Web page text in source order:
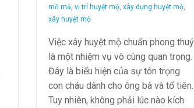
mồ mả, vị trí huyệt mộ, xây dựng huyệt mộ,
xây huyệt mộ
Việc xây huyệt mộ chuẩn phong thuỷ
là một nhiệm vụ vô cùng quan trọng.
Đây là biểu hiện của sự tôn trọng
con cháu dành cho ông bà và tổ tiên.
Tuy nhiên, không phải lúc nào kích